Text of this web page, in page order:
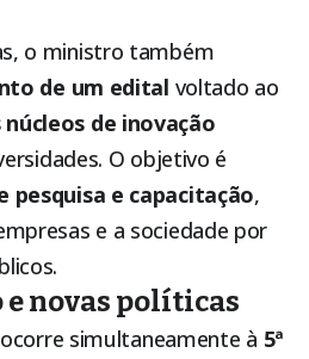
o ministro também
de um edital voltado ao
de inovação
O objetivo é
pesquisa e capacitação,
e a sociedade por
novas políticas
ocorre simultaneamente à 5ª